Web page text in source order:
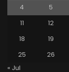
4
5
11
12
18
19
25
26
« Jul